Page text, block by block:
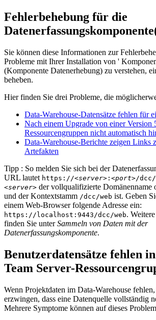
Fehlerbehebung für die
Datenerfassungskomponente
Sie können diese Informationen zur
Probleme mit Ihrer Installation von '
(Komponente Datenerhebung) zu verstehen,
beheben.
Hier finden Sie drei Probleme, die
Data-Warehouse-Datensätze fehlen für
Nach einem Upgrade von einer Version
Ressourcengruppen nicht automatisch
Data-Warehouse-Berichte zeigen Links
Artefakten
Tipp : So melden Sie sich bei der
URL lautet https://<server>:<port>/dcc/
<server> der vollqualifizierte Domänenname
und der Kontextstamm /dcc/web ist. Geben
einem Web-Browser folgende Adresse ein:
https://localhost:9443/dcc/web.
finden Sie unterSammeln von Daten mit der
Datenerfassungskomponente.
Benutzerdatensätze fehlen
Team Server-
Wenn Projektdaten im Data-Warehouse
erzwingen, dass eine Datenquelle vollständig
Mehrere Symptome können auf dieses